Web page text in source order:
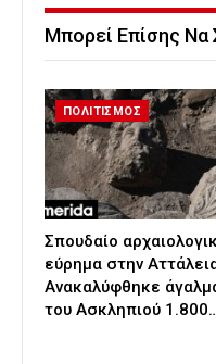
Μπορεί Επίσης Να
ΠΟΛΙΤΙΣΜΟΣ
Σπουδαίο
εύρημα στην
Ανακαλύφθηκε
του Ασκληπιού